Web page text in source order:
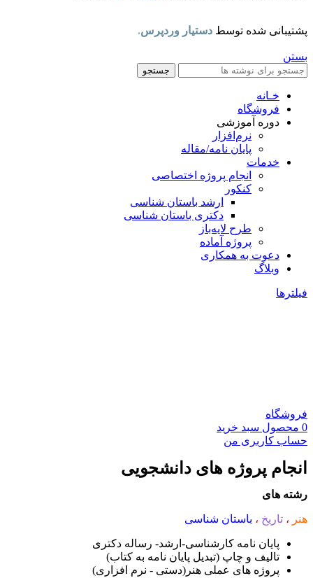
پشتیبانی شده توسط دستیار وردپرس.
بستن
جستجو
خـانه
فروشگاه
دوره آموزشی
نرم‌افزار
پایان نامه/مقاله
خدمات
انجام پروژه اختصاصی
کنکور
ارشد باستان شناسی
دکتری باستان شناسی
طرح لایه‌باز
پروژه آماده
دعوت به همکاری
وبلاگ
فیلترها
فروشگاه
0 محصول سبد خرید
حساب کاربری من
انجام پروژه های دانشجویی
رشته های
هنر ، تاریخ ، باستان شناسی
پایان نامه کارشناسی-ارشد- رساله دکتری
تالیف و چاپ (تبدیل پایان نامه به کتاب)
پروژه های عملی هنر(دستی - نرم افزاری)